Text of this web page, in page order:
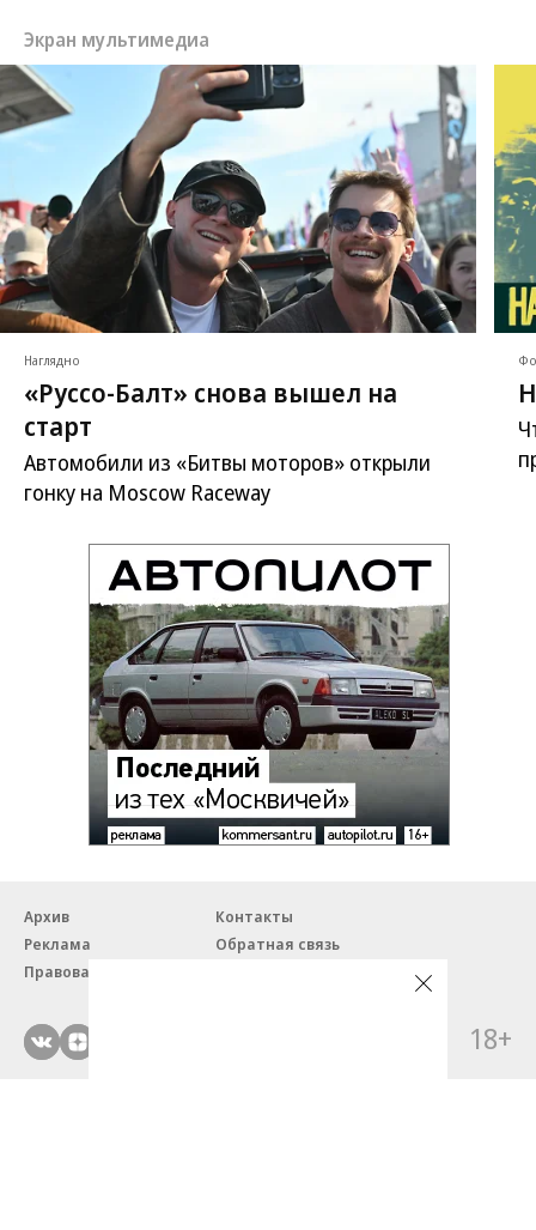
Экран мультимедиа
Наглядно
«Руссо-Балт» снова вышел на
старт
Автомобили из «Битвы моторов» открыли
гонку на Moscow Raceway
Архив
Контакты
Реклама
Обратная связь
Правовая информация
18+